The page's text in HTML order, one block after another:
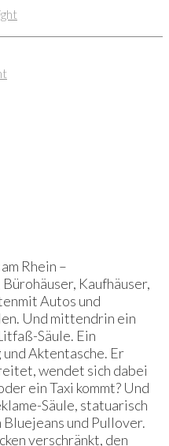
Rhein –
Kaufhäuser,
Autos und
Und mittendrin ein
Säule. Ein
Aktentasche. Er
wendet sich dabei
ein Taxi kommt? Und
Säule, statuarisch
und Pullover.
verschränkt, den